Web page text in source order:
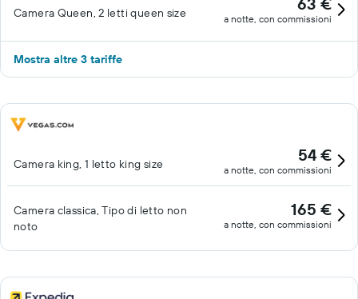
Camera Queen, 2 letti queen size a notte, con commissioni
Mostra altre 3 tariffe
Camera king, 1 letto king size 54 €
a notte, con commissioni
Camera classica, Tipo di letto non
noto
165 €
a notte, con commissioni